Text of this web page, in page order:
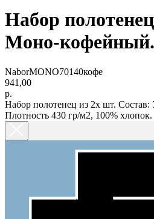
Набор
Моно-кофейный.
NaborMONO70140кофе
941,00
р.
Набор полотенец из 2х шт. Состав:
Плотность 430 гр/м2, 100%